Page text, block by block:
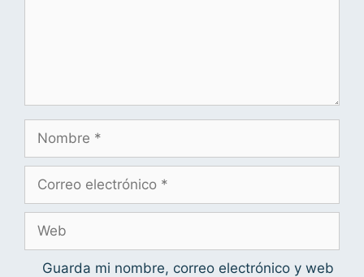
Guarda mi nombre, correo electrónico y web